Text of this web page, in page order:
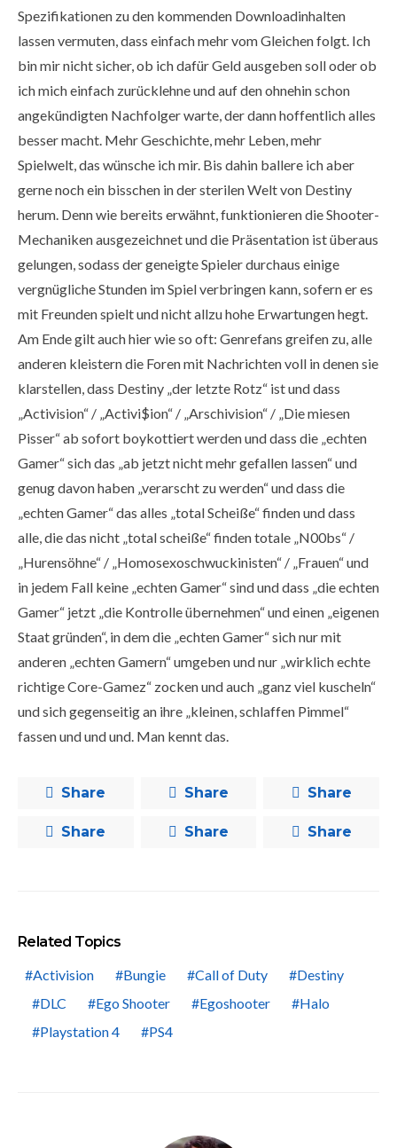
Spezifikationen zu den kommenden Downloadinhalten
lassen vermuten, dass einfach mehr vom Gleichen folgt. Ich
bin mir nicht sicher, ob ich dafür Geld ausgeben soll oder ob
ich mich einfach zurücklehne und auf den ohnehin schon
angekündigten Nachfolger warte, der dann hoffentlich alles
besser macht. Mehr Geschichte, mehr Leben, mehr
Spielwelt, das wünsche ich mir. Bis dahin ballere ich aber
gerne noch ein bisschen in der sterilen Welt von Destiny
herum. Denn wie bereits erwähnt, funktionieren die Shooter-
Mechaniken ausgezeichnet und die Präsentation ist überaus
gelungen, sodass der geneigte Spieler durchaus einige
vergnügliche Stunden im Spiel verbringen kann, sofern er es
mit Freunden spielt und nicht allzu hohe Erwartungen hegt.
Am Ende gilt auch hier wie so oft: Genrefans greifen zu, alle
anderen kleistern die Foren mit Nachrichten voll in denen sie
klarstellen, dass Destiny „der letzte Rotz“ ist und dass
„Activision“ / „Activi$ion“ / „Arschivision“ / „Die miesen
Pisser“ ab sofort boykottiert werden und dass die „echten
Gamer“ sich das „ab jetzt nicht mehr gefallen lassen“ und
genug davon haben „verarscht zu werden“ und dass die
„echten Gamer“ das alles „total Scheiße“ finden und dass
alle, die das nicht „total scheiße“ finden totale „N00bs“ /
„Hurensöhne“ / „Homosexoschwuckinisten“ / „Frauen“ und
in jedem Fall keine „echten Gamer“ sind und dass „die echten
Gamer“ jetzt „die Kontrolle übernehmen“ und einen „eigenen
Staat gründen“, in dem die „echten Gamer“ sich nur mit
anderen „echten Gamern“ umgeben und nur „wirklich echte
richtige Core-Gamez“ zocken und auch „ganz viel kuscheln“
und sich gegenseitig an ihre „kleinen, schlaffen Pimmel“
fassen und und und. Man kennt das.
Share Share Share
Share Share Share
Related Topics
Activision
Bungie Call of Duty
Destiny
DLC
Ego Shooter Egoshooter
Halo
Playstation 4
PS4